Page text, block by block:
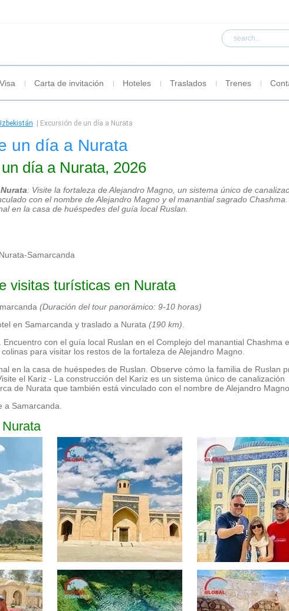
Carta de invitación Hoteles Traslados Trenes
Excursión de un día a Nurata
un día a Nurata
día a Nurata, 2026
: Visite la fortaleza de Alejandro Magno, un sistema único de
con el nombre de Alejandro Magno y el manantial sagrado
en la casa de huéspedes del guía local Ruslan.
Samarcanda
visitas turísticas en Nurata
(Duración del tour panorámico: 9-10 horas)
en Samarcanda y traslado a Nurata (190 km)
con el guía local Ruslan en el Complejo del manantial Chashma
para visitar los restos de la fortaleza de Alejandro Magno.
en la casa de huéspedes de Ruslan. Observe cómo la familia de Ruslan
el Kariz - La construcción del Kariz es un sistema único de canalización
de Nurata que también está vinculado con el nombre de Alejandro Magno.
a Samarcanda.